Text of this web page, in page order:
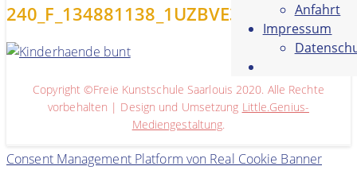
Anfahrt
Impressum
Copyright ©Freie Kunstschule Saarlouis 2020. Alle Rechte
vorbehalten | Design und Umsetzung Little.Genius-
Mediengestaltung.
Consent Management Platform von Real Cookie Banner